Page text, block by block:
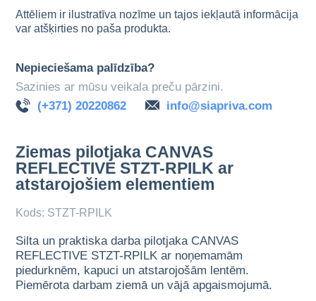
Attēliem ir ilustratīva nozīme un tajos iekļautā informācija
var atšķirties no paša produkta.
Nepieciešama palīdzība?
Sazinies ar mūsu veikala preču pārzini.
(+371) 20220862
info@siapriva.com
Ziemas pilotjaka CANVAS
REFLECTIVE STZT-RPILK ar
atstarojošiem elementiem
Kods: STZT-RPILK
Silta un praktiska darba pilotjaka CANVAS
REFLECTIVE STZT-RPILK ar noņemamām
piedurknēm, kapuci un atstarojošām lentēm.
Piemērota darbam ziemā un vājā apgaismojumā.